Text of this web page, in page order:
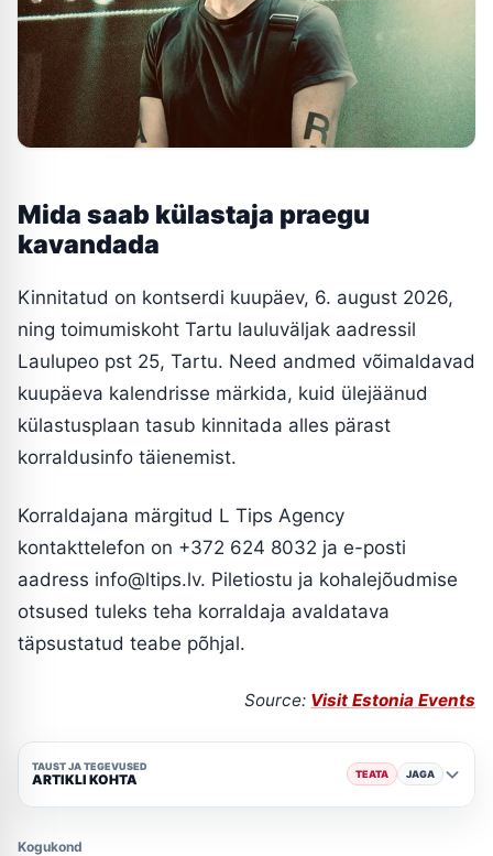
Mida saab külastaja praegu
kavandada
Kinnitatud on kontserdi kuupäev, 6. august 2026,
ning toimumiskoht Tartu lauluväljak aadressil
Laulupeo pst 25, Tartu. Need andmed võimaldavad
kuupäeva kalendrisse märkida, kuid ülejäänud
külastusplaan tasub kinnitada alles pärast
korraldusinfo täienemist.
Korraldajana märgitud L Tips Agency
kontakttelefon on +372 624 8032 ja e-posti
aadress info@ltips.lv. Piletiostu ja kohalejõudmise
otsused tuleks teha korraldaja avaldatava
täpsustatud teabe põhjal.
Source: Visit Estonia Events
TAUST JA TEGEVUSED
ARTIKLI KOHTA TEATA JAGA
Kogukond